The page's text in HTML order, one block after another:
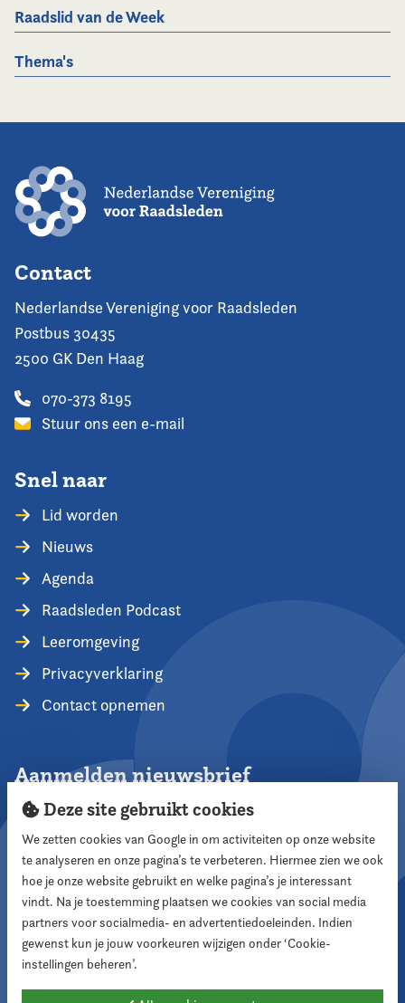
Raadslid van de Week
Thema's
Contact
Nederlandse Vereniging voor Raadsleden
Postbus 30435
2500 GK Den Haag
070-373 8195
Stuur ons een e-mail
Snel naar
Lid worden
Nieuws
Agenda
Raadsleden Podcast
Leeromgeving
Privacyverklaring
Contact opnemen
Aanmelden nieuwsbrief
Aanmelden
Volg ons
Deze site gebruikt cookies
We zetten cookies van Google in om activiteiten op onze website
te analyseren en onze pagina’s te verbeteren. Hiermee zien we ook
hoe je onze website gebruikt en welke pagina’s je interessant
vindt. Na je toestemming plaatsen we cookies van social media
partners voor socialmedia- en advertentiedoeleinden. Indien
gewenst kun je jouw voorkeuren wijzigen onder ‘Cookie-
instellingen beheren’.